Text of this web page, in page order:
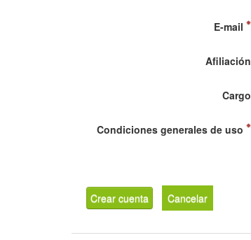
E-mail
Afiliación
Cargo
Condiciones generales de uso
Crear cuenta Cancelar